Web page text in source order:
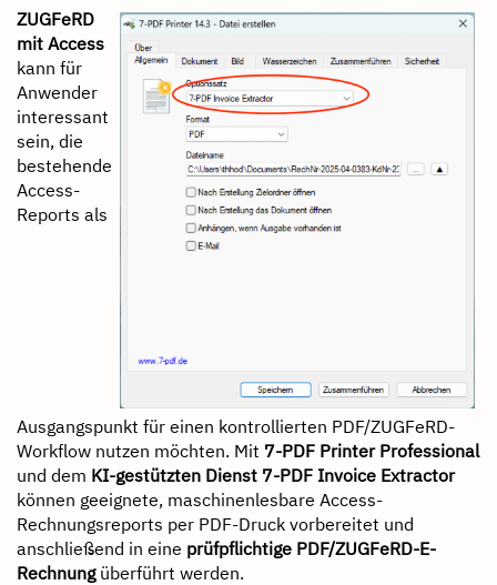
ZUGFeRD
mit Access
kann für
Anwender
interessant
sein, die
bestehende
Access-
Reports als
Ausgangspunkt für einen kontrollierten PDF/ZUGFeRD-
Workflow nutzen möchten. Mit 7-PDF Printer Professional
und dem KI-gestützten Dienst 7-PDF Invoice Extractor
können geeignete, maschinenlesbare Access-
Rechnungsreports per PDF-Druck vorbereitet und
anschließend in eine prüfpflichtige PDF/ZUGFeRD-E-
Rechnungüberführt werden.